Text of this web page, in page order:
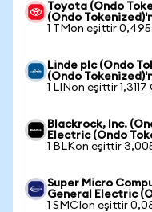
Toyota (Ondo
(Ondo
1 TMon eşittir
Linde plc (Ondo
(Ondo
1 LINon eşittir 1,3117
Blackrock, Inc.
Electric (Ondo
1 BLKon eşittir
Super Micro
General Electric
1 SMCIon eşittir